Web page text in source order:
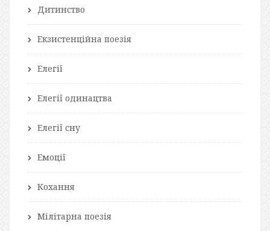
Дитинство
Екзистенційна поезія
Елегії
Елегії одинацтва
Елегії сну
Емоції
Кохання
Мілітарна поезія